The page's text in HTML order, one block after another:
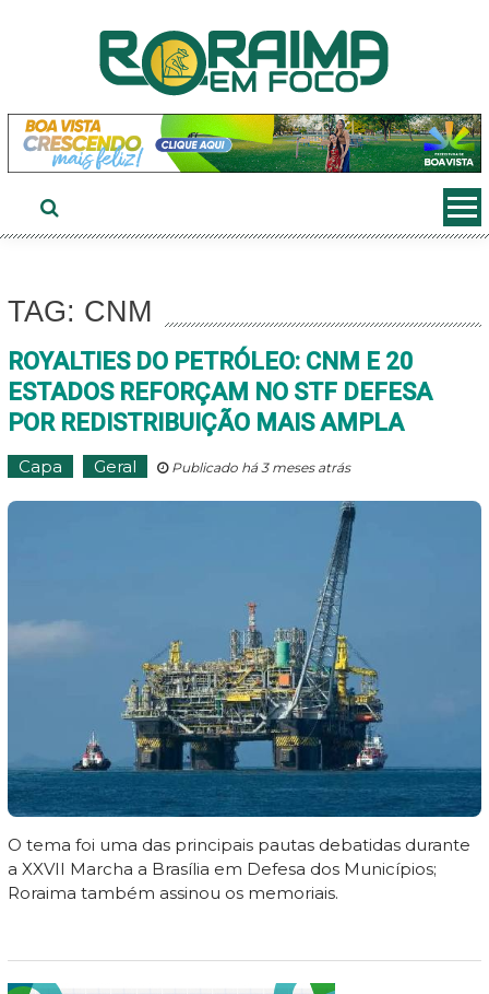
TAG: CNM
ROYALTIES DO PETRÓLEO: CNM E 20
ESTADOS REFORÇAM NO STF DEFESA
POR REDISTRIBUIÇÃO MAIS AMPLA
Capa Geral Publicado há 3 meses atrás
O tema foi uma das principais pautas debatidas durante
a XXVII Marcha a Brasília em Defesa dos Municípios;
Roraima também assinou os memoriais.